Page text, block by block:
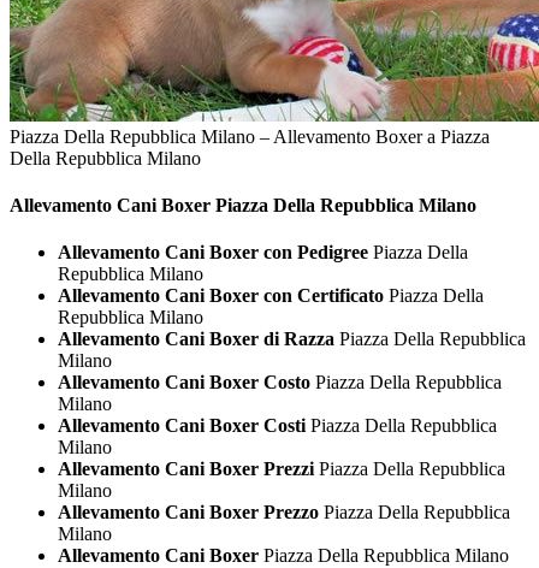
Piazza Della Repubblica Milano – Allevamento Boxer a Piazza
Della Repubblica Milano
Allevamento Cani Boxer Piazza Della Repubblica Milano
Allevamento Cani Boxer con Pedigree Piazza Della
Repubblica Milano
Allevamento Cani Boxer con Certificato Piazza Della
Repubblica Milano
Allevamento Cani Boxer di Razza Piazza Della Repubblica
Milano
Allevamento Cani Boxer Costo Piazza Della Repubblica
Milano
Allevamento Cani Boxer Costi Piazza Della Repubblica
Milano
Allevamento Cani Boxer Prezzi Piazza Della Repubblica
Milano
Allevamento Cani Boxer Prezzo Piazza Della Repubblica
Milano
Allevamento Cani Boxer Piazza Della Repubblica Milano